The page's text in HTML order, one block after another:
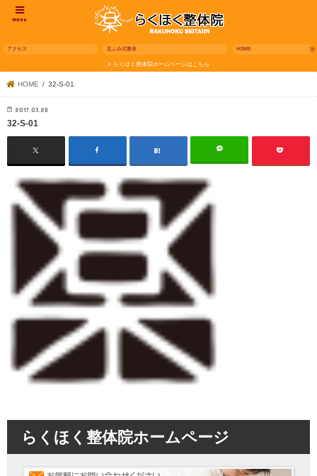
menu
アクセス 足ふみ式整体 HOME
らくほく整体院ホームページはこちら
HOME 32-S-01
2017.03.28
32-S-01
らくほく整体院ホームページ